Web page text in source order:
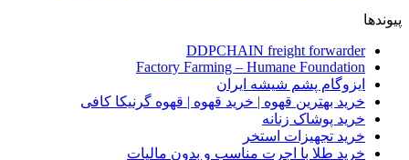
پیوندها
DDPCHAIN freight forwarder
Factory Farming – Humane Foundation
ایزوگام پشم شیشه ایران
خرید بهترین قهوه | خرید قهوه | قهوه گرنیکا کافی
خرید پوشاک زنانه
خرید تجهیزات استخر
خرید طلا با اجرت مناسب و بدون مالیات